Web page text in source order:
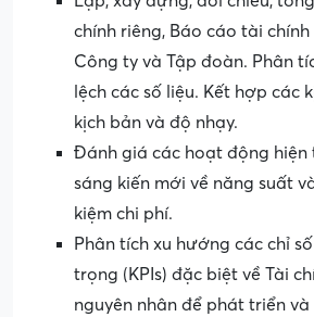
chính riêng, Báo cáo tài
Công ty và Tập đoàn. Phân
lệch các số liệu. Kết hợp các
kịch bản và độ nhạy.
Đánh giá các hoạt động hiện
sáng kiến mới về năng suất
kiệm chi phí.
Phân tích xu hướng các chỉ
trọng (KPIs) đặc biệt về Tài
nguyên nhân để phát triển